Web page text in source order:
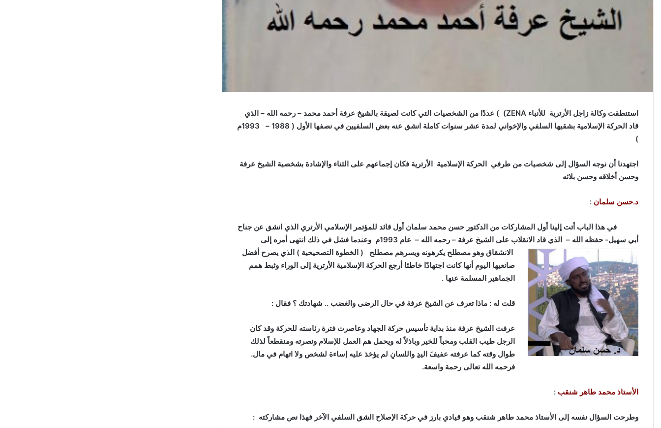
استنطقت وكالة زاجل الأرترية للأنباء ZENA) ) عددًا من الشخصيات التي كانت لصيقة بالشيخ عرفة أحمد محمد – رحمه الله – الذي
قاد الحركة الإسلامية بشقيها السلفي والإخواني لمدة عشر سنوات كاملة انشق عنه بعض السلفيين في نصفها الأول ( 1988 – 1993م
)
اجتهدنا أن نوجه السؤال إلى شخصيات من طرفي الحركة الإسلامية الأرترية فكان إجماعهم على الثناء والإشادة بشخصية الشيخ عرفة
وحسن أخلاقه وحسن بلائه
د.حسن سلمان :
في هذا الباب أتت إلينا أول المشاركات من الدكتور حسن محمد سلمان أول قائد للمؤتمر الإسلامي الأرتري الذي انشق عن جناح
أبي سهيل- حفظه الله – الذي قاد الانقلاب على الشيخ عرفة – رحمه الله – عام 1993م وعندما فشل في ذلك انتهى أمره إلى
الانشقاق وهو مصطلح يكرهونه ويسرهم مصطلح
( الخطوة التصحيحية ) الذي يصرح أفضل
صانعيها اليوم أنها كانت اجتهادًا خاطئا أرجع الحركة الإسلامية الأرترية إلى الوراء وثبط همم
الجماهير المسلمة عنها .
قلت له : ماذا تعرف عن الشيخ عرفة في حال الرضى والغضب .. شهادتك ؟ فقال :
عرفت الشيخ عرفة منذ بداية تأسيس حركة الجهاد وعاصرت فترة رئاسته للحركة وقد كان
الرجل طيب القلب ومحباً للخير وباذلاً له ويحمل هم العمل للإسلام ونصرته ومنقطعاً لذلك
طوال وقته كما عرفته عفيفَ اليدِ واللسانِ لم يؤخذ عليه إساءة لشخص ولا اتهام في مال.
فرحمه الله تعالى رحمة واسعة.
الأستاذ محمد طاهر شنقب :
وطرحت السؤال نفسه إلى الأستاذ محمد طاهر شنقب وهو قيادي بارز في حركة الإصلاح الشق السلفي الآخر فهذا نص مشاركته :